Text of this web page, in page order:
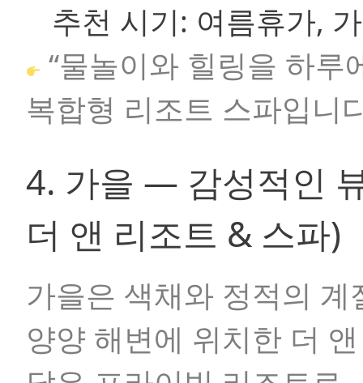
추천 시기: 여름휴가,
“물놀이와 힐링을 하
복합형 리조트 스파입니
4. 가을 — 감성적인
더 앤 리조트 & 스파)
가을은 색채와 정적의 계
양양 해변에 위치한 더